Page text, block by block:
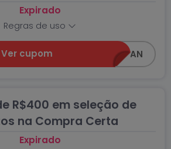
Expirado
Regras de uso
Ver cupomGELADEIRA50AWIN_AN
R$400 em seleção de
na Compra Certa
Expirado